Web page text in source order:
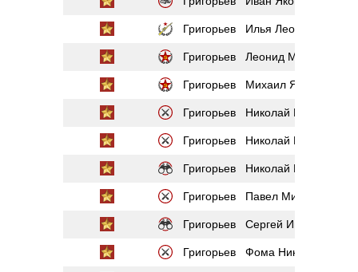
Григорьев Илья Леонович
Григорьев Леонид Михайлович
Григорьев Михаил Яковлевич
Григорьев Николай Васильевич
Григорьев Николай Иванович
Григорьев Николай Михайлович
Григорьев Павел Михайлович
Григорьев Сергей Иванович
Григорьев Фома Никифорович